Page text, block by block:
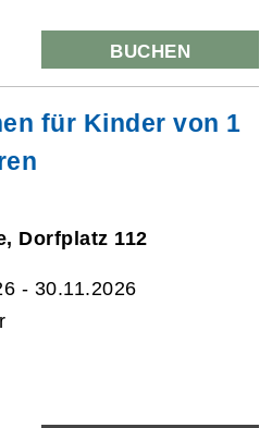
BUCHEN
für Kinder von 1
Dorfplatz 112
- 30.11.2026